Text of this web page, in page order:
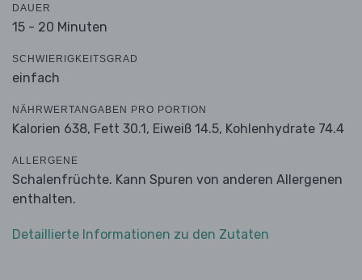
DAUER
15 - 20 Minuten
SCHWIERIGKEITSGRAD
einfach
NÄHRWERTANGABEN PRO PORTION
Kalorien 638, Fett 30.1, Eiweiß 14.5, Kohlenhydrate 74.4
ALLERGENE
Schalenfrüchte. Kann Spuren von anderen Allergenen
enthalten.
Detaillierte Informationen zu den Zutaten